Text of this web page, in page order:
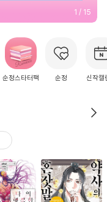
2 / 15
순정스타터팩 순정 신작캘